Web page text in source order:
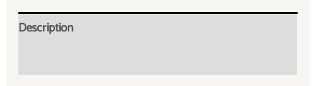
Description